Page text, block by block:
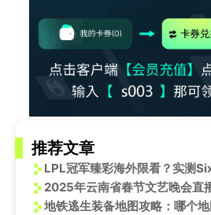
推荐文章
2025年云南省春节文艺晚会直
地铁逃生装备地图攻略：哪个